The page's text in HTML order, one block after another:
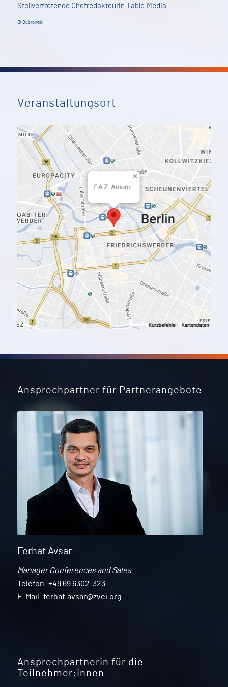
Stellvertretende Chefredakteurin Table.Media
© Bubrowski
Veranstaltungsort
Ansprechpartner für Partnerangebote
Ferhat Avsar
Manager Conferences and Sales
Telefon: +49 69 6302-323
E-Mail: ferhat.avsar@zvei.org
Ansprechpartnerin für die
Teilnehmer:innen